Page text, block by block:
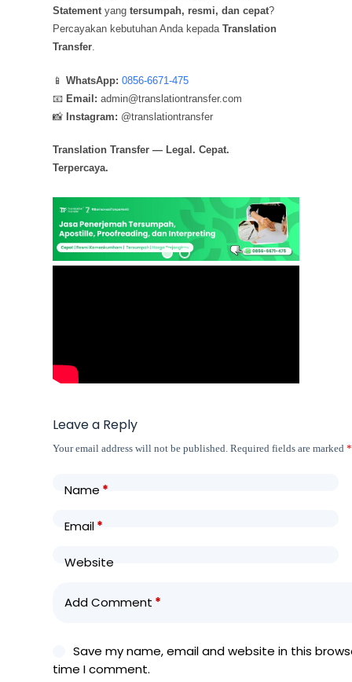
Statementyangtersumpah, resmi, dan cepat?
Percayakan kebutuhan Anda kepadaTranslation
Transfer.
📱WhatsApp: 0856-6671-475
📧 Email: admin@translationtransfer.com
📸 Instagram: @translationtransfer
Translation Transfer — Legal. Cepat.
Terpercaya.
Leave a Reply
Your email address will not be published. Required fields are marked*
Name*
Email*
Website
Add Comment *
Save my name, email and website in this
time I comment.